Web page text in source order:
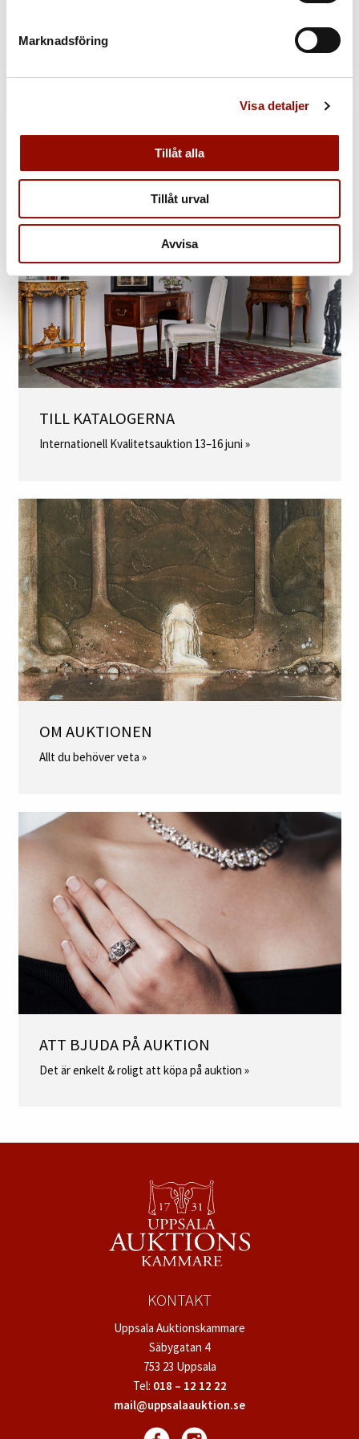
Marknadsföring
Visa detaljer
Tillåt alla
Tillåt urval
Avvisa
MER INFORMATION
TILL KATALOGERNA
Internationell Kvalitetsauktion 13–16 juni »
OM AUKTIONEN
Allt du behöver veta »
ATT BJUDA PÅ AUKTION
Det är enkelt & roligt att köpa på auktion »
KONTAKT
Uppsala Auktionskammare
Säbygatan 4
753 23 Uppsala
Tel: 018 – 12 12 22
mail@uppsalaauktion.se